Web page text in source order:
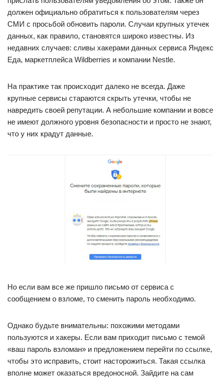
должен официально обратиться к пользователям через
СМИ с просьбой обновить пароли. Случаи крупных утечек
данных, как правило, становятся широко известны. Из
недавних случаев: сливы хакерами данных сервиса Яндекс
Еда, маркетплейса Wildberries и компании Nestle.
На практике так происходит далеко не всегда. Даже
крупные сервисы стараются скрыть утечки, чтобы не
навредить своей репутации. А небольшие компании и вовсе
не имеют должного уровня безопасности и просто не знают,
что у них крадут данные.
Но если вам все же пришло письмо от сервиса с
сообщением о взломе, то сменить пароль необходимо.
Однако будьте внимательны: похожими методами
пользуются и хакеры. Если вам приходит письмо с темой
«ваш пароль взломан» и предложением перейти по ссылке,
чтобы это исправить, стоит насторожиться. Такая ссылка
вполне может оказаться вредоносной. Зайдите на сам